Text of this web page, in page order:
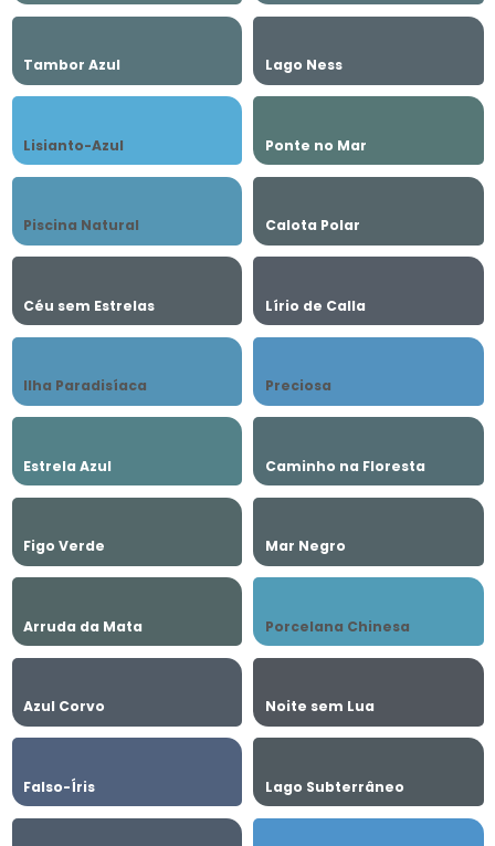
Tambor Azul Lago Ness
Lisianto-Azul Ponte no Mar
Piscina Natural Calota Polar
Céu sem Estrelas Lírio de Calla
Ilha Paradisíaca Preciosa
Estrela Azul Caminho na Floresta
Figo Verde Mar Negro
Arruda da Mata Porcelana Chinesa
Azul Corvo Noite sem Lua
Falso-Íris Lago Subterrâneo